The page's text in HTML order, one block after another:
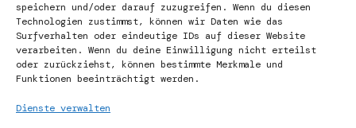
speichern und/oder darauf zuzugreifen. Wenn du diesen
Technologien zustimmst, können wir Daten wie das
Surfverhalten oder eindeutige IDs auf dieser Website
verarbeiten. Wenn du deine Einwilligung nicht erteilst
oder zurückziehst, können bestimmte Merkmale und
Funktionen beeinträchtigt werden.
Dienste verwalten